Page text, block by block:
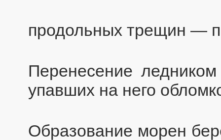
продольных трещин —
Перенесение
упавших на него
Образование морен